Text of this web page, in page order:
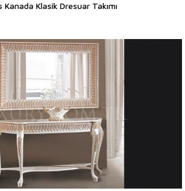
Kanada Klasik Dresuar Takımı